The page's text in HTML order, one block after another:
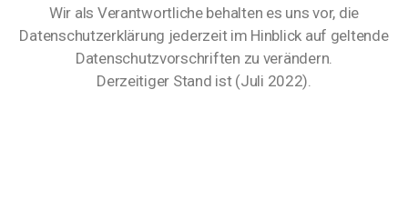
Wir als Verantwortliche behalten es uns vor, die
Datenschutzerklärung jederzeit im Hinblick auf geltende
Datenschutzvorschriften zu verändern.
Derzeitiger Stand ist (Juli 2022).